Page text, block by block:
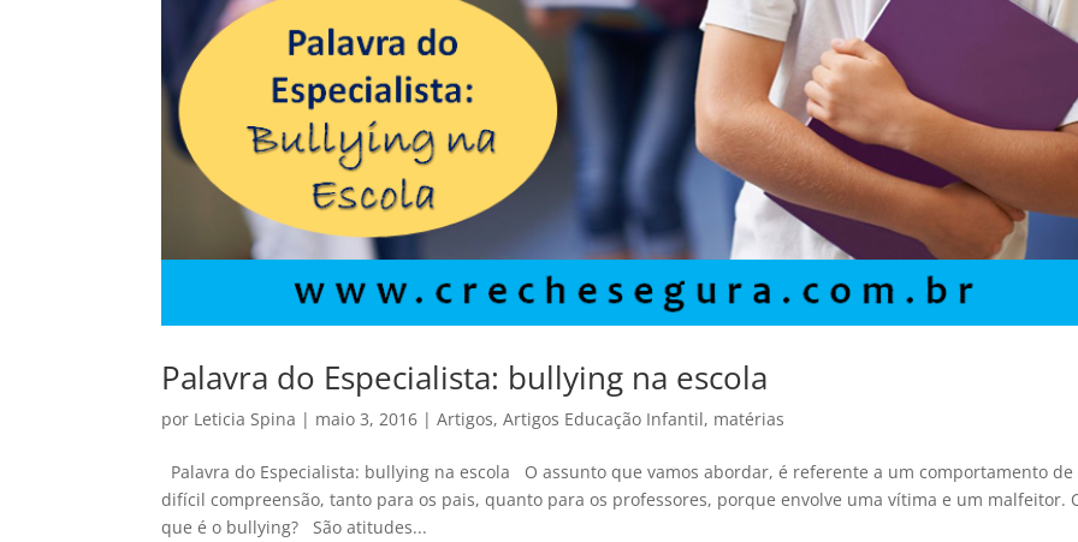
Palavra do Especialista: bullying na escola
por Leticia Spina | maio 3, 2016 |Artigos,Artigos Educação Infantil, matérias
Palavra do Especialista: bullying na escola O assunto que vamos abordar, é referente a um comportamento de
difícil compreensão, tanto para os pais, quanto para os professores, porque envolve uma vítima e um malfeitor.
que é o bullying? São atitudes...